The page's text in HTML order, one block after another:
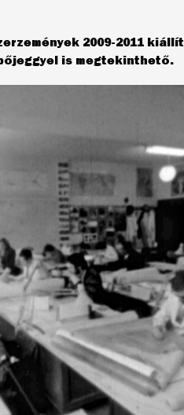
2009-2011
is megtekinthető.